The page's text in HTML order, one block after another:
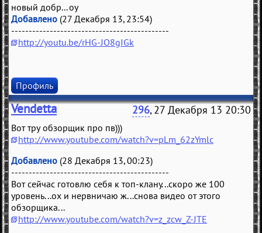
новый добр... оу
Добавлено (27 Декабря 13, 23:54)
---------------------------------------------
http://youtu.be/rHG-JO8gIGk
Профиль
Vendetta 296, 27 Декабря 13 20:30
Вот тру обзорщик про пв)))
http://www.youtube.com/watch?v=pLm_62zYmlc
Добавлено (28 Декабря 13, 00:23)
---------------------------------------------
Вот сейчас готовлю себя к топ-клану...скоро же 100
уровень...ох и нервничаю ж...снова видео от этого
обзорщика...
http://www.youtube.com/watch?v=z_zcw_Z-JTE